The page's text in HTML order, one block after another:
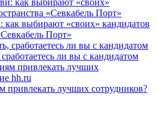
выбирают «своих» кандидатов
Порт»
ли вы с кандидатом
лучших сотрудников?